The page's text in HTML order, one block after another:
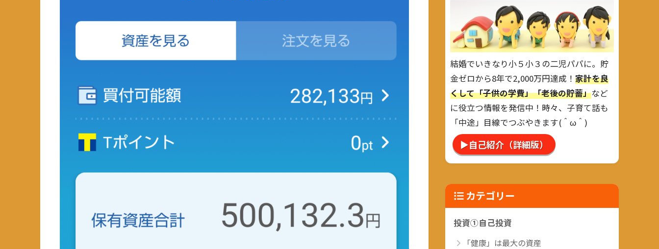
結婚でいきなり小５小３の二児パパに。貯
金ゼロから8年で2,000万円達成！ 家計を良
くして「子供の学費」「老後の貯蓄」など
に役立つ情報を発信中！時々、子育て話も
「中途」目線でつぶやきます(＾ω＾)
▶自己紹介（詳細版）
カテゴリー
投資①自己投資
「健康」は最大の資産